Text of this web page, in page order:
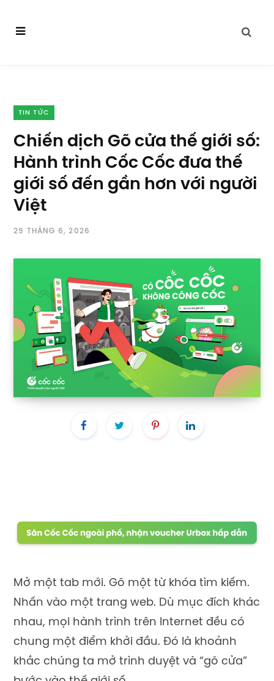
TIN TỨC
Chiến dịch Gõ cửa thế giới số:
Hành trình Cốc Cốc đưa thế
giới số đến gần hơn với người
Việt
29 THÁNG 6, 2026
Mở một tab mới. Gõ một từ khóa tìm kiếm.
Nhấn vào một trang web. Dù mục đích khác
nhau, mọi hành trình trên Internet đều có
chung một điểm khởi đầu. Đó là khoảnh
khắc chúng ta mở trình duyệt và “gõ cửa”